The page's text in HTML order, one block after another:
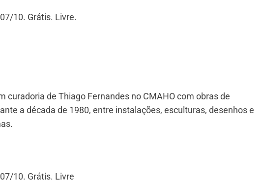
10. Grátis. Livre.
curadoria de Thiago Fernandes no CMAHO com obras de
a década de 1980, entre instalações, esculturas, desenhos e
10. Grátis. Livre